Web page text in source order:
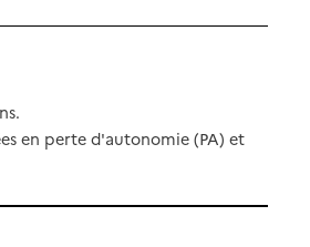
en perte d'autonomie (PA) et